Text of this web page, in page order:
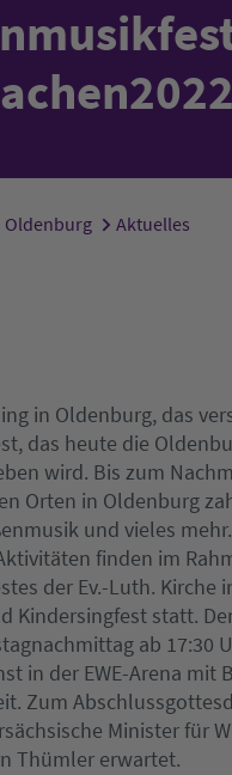
Oldenburg Aktuelles
in Oldenburg, das
das heute die
wird. Bis zum
Orten in Oldenburg
und vieles
finden im
der Ev.-Luth. Kirche
Kindersingfest statt.
ab 17:30
in der EWE-Arena mit
Zum
Minister für
Thümler erwartet.